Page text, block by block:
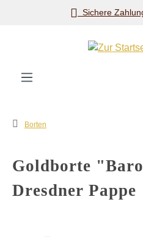
Zum Hauptinhalt springen
Sichere
Borten
Goldborte
Dresdner Pappe